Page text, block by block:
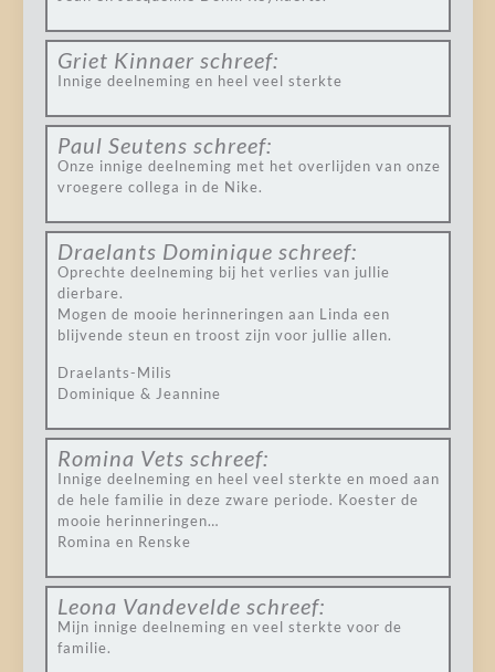
Griet Kinnaer schreef:
Innige deelneming en heel veel sterkte
Paul Seutens schreef:
Onze innige deelneming met het overlijden van onze
vroegere collega in de Nike.
Draelants Dominique schreef:
Oprechte deelneming bij het verlies van jullie
dierbare.
Mogen de mooie herinneringen aan Linda een
blijvende steun en troost zijn voor jullie allen.
Draelants-Milis
Dominique & Jeannine
Romina Vets schreef:
Innige deelneming en heel veel sterkte en moed aan
de hele familie in deze zware periode. Koester de
mooie herinneringen…
Romina en Renske
Leona Vandevelde schreef:
Mijn innige deelneming en veel sterkte voor de
familie.